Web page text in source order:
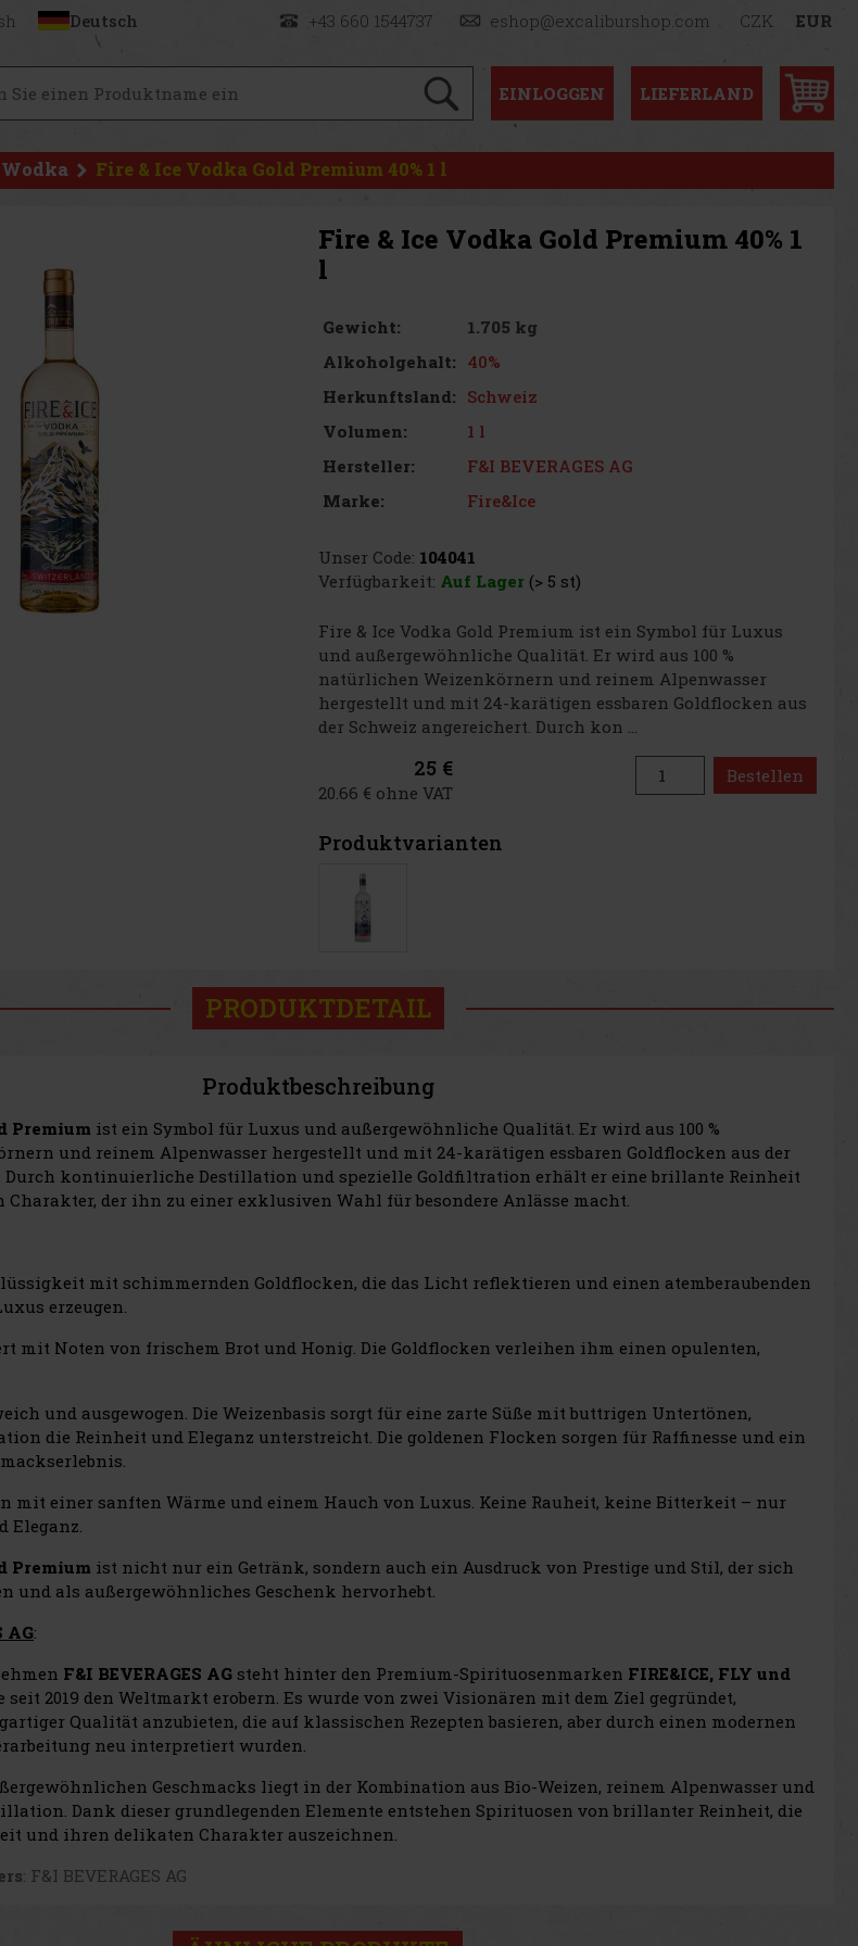
Deutsch +43 660 1544737 eshop@excaliburshop.com CZK EUR
EINLOGGEN LIEFERLAND
Wodka Fire & Ice Vodka Gold Premium 40% 1 l
Fire & Ice Vodka Gold Premium 40% 1
l
Gewicht:
1.705 kg
Alkoholgehalt: 40%
Herkunftsland: Schweiz
Volumen:
1 l
Hersteller:
F&I BEVERAGES AG
Marke:
Fire&Ice
Unser Code: 104041
Verfügbarkeit: Auf Lager(> 5 st)
Fire & Ice Vodka Gold Premium ist ein Symbol für Luxus
und außergewöhnliche Qualität. Er wird aus 100 %
natürlichen Weizenkörnern und reinem Alpenwasser
hergestellt und mit 24-karätigen essbaren Goldflocken aus
der Schweiz angereichert. Durch kon ...
25 €
20.66 € ohne VAT
Bestellen
Produktvarianten
PRODUKTDETAIL
Produktbeschreibung
Premium ist ein Symbol für Luxus und außergewöhnliche Qualität. Er wird aus 100 %
und reinem Alpenwasser hergestellt und mit 24-karätigen essbaren Goldflocken aus der
Durch kontinuierliche Destillation und spezielle Goldfiltration erhält er eine brillante Reinheit
der ihn zu einer exklusiven Wahl für besondere Anlässe macht.
mit schimmernden Goldflocken, die das Licht reflektieren und einen atemberaubenden
erzeugen.
mit Noten von frischem Brot und Honig. Die Goldflocken verleihen ihm einen opulenten,
und ausgewogen. Die Weizenbasis sorgt für eine zarte Süße mit buttrigen Untertönen,
die Reinheit und Eleganz unterstreicht. Die goldenen Flocken sorgen für Raffinesse und ein
mit einer sanften Wärme und einem Hauch von Luxus. Keine Rauheit, keine Bitterkeit – nur
Eleganz.
Premium ist nicht nur ein Getränk, sondern auch ein Ausdruck von Prestige und Stil, der sich
und als außergewöhnliches Geschenk hervorhebt.
AG:
F&I BEVERAGES AG steht hinter den Premium-Spirituosenmarken FIRE&ICE, FLY und
seit 2019 den Weltmarkt erobern. Es wurde von zwei Visionären mit dem Ziel gegründet,
Qualität anzubieten, die auf klassischen Rezepten basieren, aber durch einen modernen
neu interpretiert wurden.
Geschmacks liegt in der Kombination aus Bio-Weizen, reinem Alpenwasser und
Dank dieser grundlegenden Elemente entstehen Spirituosen von brillanter Reinheit, die
und ihren delikaten Charakter auszeichnen.
: F&I BEVERAGES AG